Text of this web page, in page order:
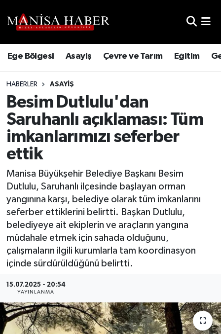
Ege Bölgesi Asayiş Çevre ve Tarım Eğitim
HABERLER ASAYIŞ
Besim Dutlulu'dan
Saruhanlı açıklaması: Tüm
imkanlarımızı seferber
ettik
Manisa Büyükşehir Belediye Başkanı Besim
Dutlulu, Saruhanlı ilçesinde başlayan orman
yangınına karşı, belediye olarak tüm imkanlarını
seferber ettiklerini belirtti. Başkan Dutlulu,
belediyeye ait ekiplerin ve araçların yangına
müdahale etmek için sahada olduğunu,
çalışmaların ilgili kurumlarla tam koordinasyon
içinde sürdürüldüğünü belirtti.
15.07.2025 - 20:54
YAYINLANMA
Trafik Durumu
Süper Lig Puan Durumu ve Fikstür
Tüm Manşetler
Son Dakika Haberleri